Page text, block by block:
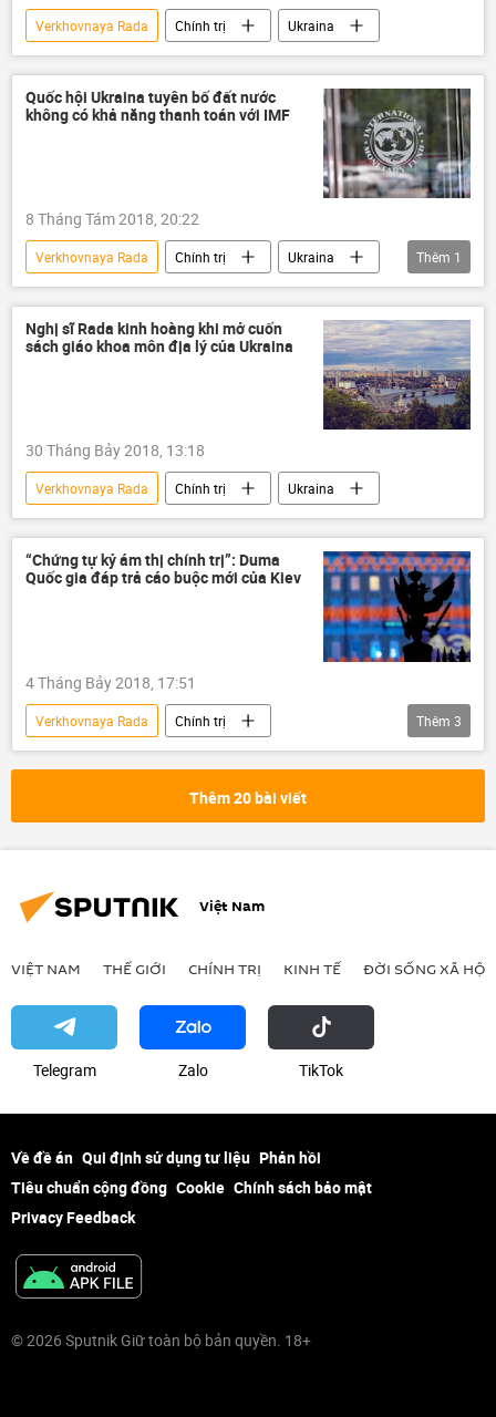
Verkhovnaya Rada Chính trị Ukraina
Quốc hội Ukraina tuyên bố đất nước
không có khả năng thanh toán với IMF
8 Tháng Tám 2018, 20:22
Verkhovnaya Rada Chính trị
Ukraina
IMF
Thêm 1
Nghị sĩ Rada kinh hoàng khi mở cuốn
sách giáo khoa môn địa lý của Ukraina
30 Tháng Bảy 2018, 13:18
Verkhovnaya Rada Chính trị Ukraina
“Chứng tự kỷ ám thị chính trị”: Duma
Quốc gia đáp trả cáo buộc mới của Kiev
4 Tháng Bảy 2018, 17:51
Verkhovnaya Rada
Chính trị
Liên bang Nga
Ukraina
Thêm 3
Thêm 20 bài viết
Việt Nam
VIỆT NAM THẾ GIỚI CHÍNH TRỊ KINH TẾ ĐỜI SỐNG XÃ HỘI
Telegram Zalo ТikТоk
Về đề án Qui định sử dụng tư liệu Phản hồi
Tiêu chuẩn cộng đồng Cookie Chính sách bảo mật
Privacy Feedback
© 2026 Sputnik Giữ toàn bộ bản quyền. 18+